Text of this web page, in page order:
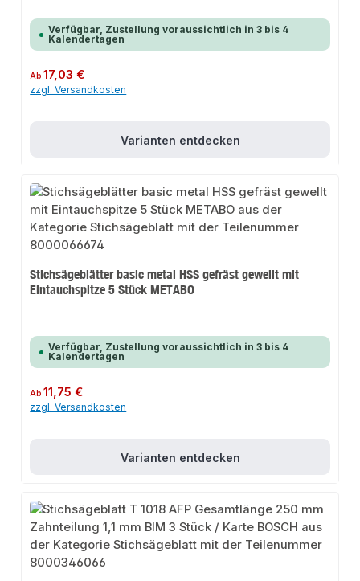
Verfügbar, Zustellung voraussichtlich in 3 bis 4
Kalendertagen
Regulärer Preis:
Ab17,03 €
zzgl. Versandkosten
Varianten entdecken
Stichsägeblätter basic metal HSS gefräst gewellt mit
Eintauchspitze 5 Stück METABO
Verfügbar, Zustellung voraussichtlich in 3 bis 4
Kalendertagen
Regulärer Preis:
Ab11,75 €
zzgl. Versandkosten
Varianten entdecken